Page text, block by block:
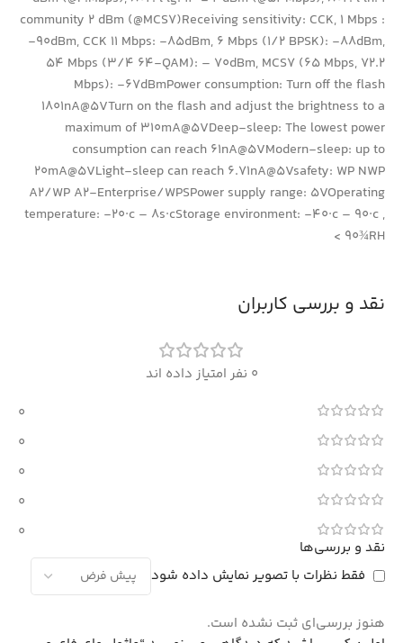
community 2 dBm (@MCS7)Receiving sensitivity: CCK, 1 Mbps :
-90dBm, CCK 11 Mbps: -85dBm, 6 Mbps (1/2 BPSK): -88dBm,
54 Mbps (3/4 64-QAM): – 70dBm, MCS7 (65 Mbps, 72.2
Mbps): -67dBmPower consumption: Turn off the flash
1801nA@5VTurn on the flash and adjust the brightness to a
maximum of 310mA@5VDeep-sleep: The lowest power
consumption can reach 61nA@5VModern-sleep: up to
20mA@5VLight-sleep can reach 6.71nA@5Vsafety: WP NWP
A2/WP A2-Enterprise/WPSPower supply range: 5VOperating
temperature: -20·c – 8s·cStorage environment: -40·c – 90·c ,
< 90¾RH
نقد و بررسی کاربران
0 نفر امتیاز داده اند
0
0
0
0
0
نقد و بررسی‌ها
فقط نظرات با تصویر نمایش داده شود
هنوز بررسی‌ای ثبت نشده است.